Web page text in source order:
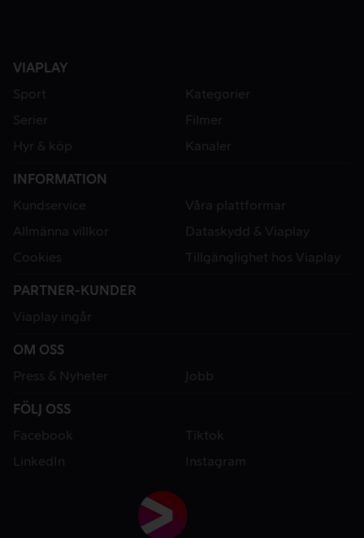
VIAPLAY
Sport
Kategorier
Serier
Filmer
Hyr & köp
Kanaler
INFORMATION
Kundservice
Våra plattformar
Allmänna villkor
Dataskydd & Viaplay
Cookies
Tillgänglighet hos Viaplay
PARTNER-KUNDER
Viaplay ingår
OM OSS
Press & Nyheter
Jobb
FÖLJ OSS
Facebook
Tiktok
LinkedIn
Instagram